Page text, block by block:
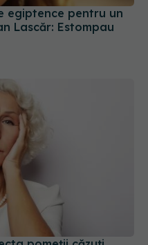
afecta confortul